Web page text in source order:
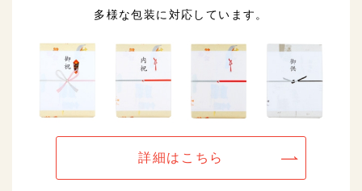
多様な包装に対応しています。
詳細はこちら